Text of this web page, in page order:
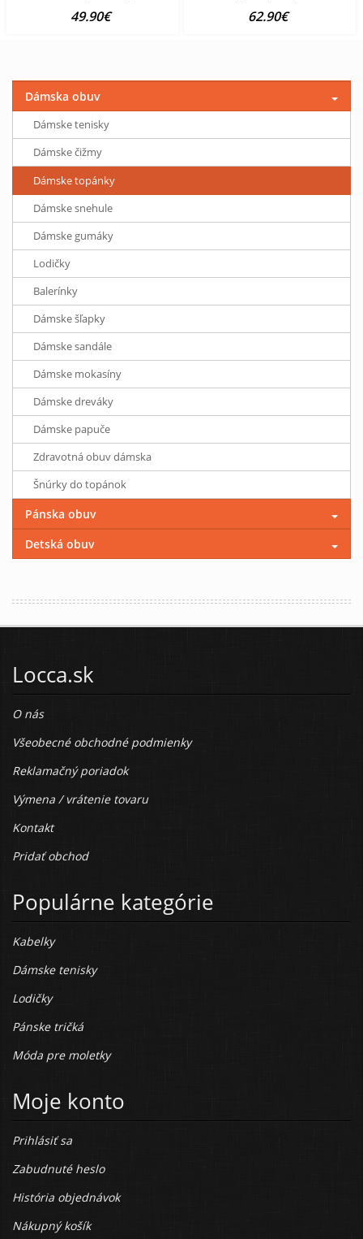
49.90€ 62.90€
Dámska obuv
Dámske tenisky
Dámske čižmy
Dámske topánky
Dámske snehule
Dámske gumáky
Lodičky
Balerínky
Dámske šľapky
Dámske sandále
Dámske mokasíny
Dámske dreváky
Dámske papuče
Zdravotná obuv dámska
Šnúrky do topánok
Pánska obuv
Detská obuv
Locca.sk
O nás
Všeobecné obchodné podmienky
Reklamačný poriadok
Výmena / vrátenie tovaru
Kontakt
Pridať obchod
Populárne kategórie
Kabelky
Dámske tenisky
Lodičky
Pánske tričká
Móda pre moletky
Moje konto
Prihlásiť sa
Zabudnuté heslo
História objednávok
Nákupný košík